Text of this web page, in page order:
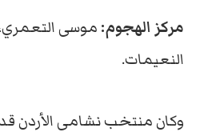
مركز الهجوم: موسى
النعيمات.
وكان منتخب نشامى الأردن